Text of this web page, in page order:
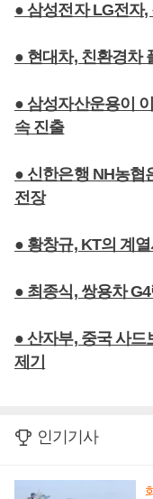
● 삼성전자 LG전자
● 현대차, 친환경차
● 삼성자산운용이
속 진출
● 신한은행 NH농협
전장
● 황창규, KT의 계
● 최종식, 쌍용차
● 산자부, 중국 사
제기
인기기사